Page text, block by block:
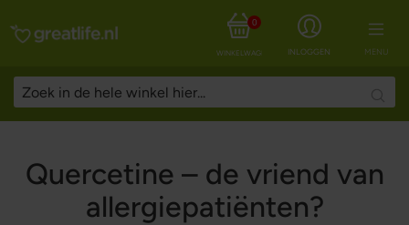
MENU
INLOGGEN
WINKELWAGEN
0
Quercetine – de vriend van
allergiepatiënten?